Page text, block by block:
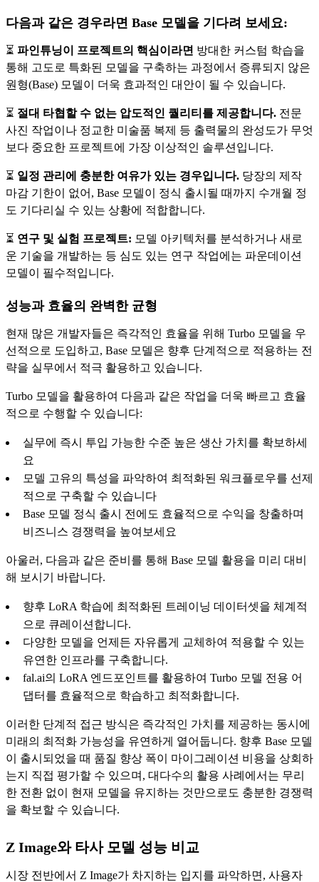
다음과 같은 경우라면 Base 모델을 기다려 보세요:
⏳ 파인튜닝이 프로젝트의 핵심이라면 방대한 커스텀 학습을
통해 고도로 특화된 모델을 구축하는 과정에서 증류되지 않은
원형(Base) 모델이 더욱 효과적인 대안이 될 수 있습니다.
⏳ 절대 타협할 수 없는 압도적인 퀄리티를 제공합니다. 전문
사진 작업이나 정교한 미술품 복제 등 출력물의 완성도가 무엇
보다 중요한 프로젝트에 가장 이상적인 솔루션입니다.
⏳ 일정 관리에 충분한 여유가 있는 경우입니다. 당장의 제작
마감 기한이 없어, Base 모델이 정식 출시될 때까지 수개월 정
도 기다리실 수 있는 상황에 적합합니다.
⏳ 연구 및 실험 프로젝트: 모델 아키텍처를 분석하거나 새로
운 기술을 개발하는 등 심도 있는 연구 작업에는 파운데이션
모델이 필수적입니다.
성능과 효율의 완벽한 균형
현재 많은 개발자들은 즉각적인 효율을 위해 Turbo 모델을 우
선적으로 도입하고, Base 모델은 향후 단계적으로 적용하는 전
략을 실무에서 적극 활용하고 있습니다.
Turbo 모델을 활용하여 다음과 같은 작업을 더욱 빠르고 효율
적으로 수행할 수 있습니다:
실무에 즉시 투입 가능한 수준 높은 생산 가치를 확보하세
요
모델 고유의 특성을 파악하여 최적화된 워크플로우를 선제
적으로 구축할 수 있습니다
Base 모델 정식 출시 전에도 효율적으로 수익을 창출하며
비즈니스 경쟁력을 높여보세요
아울러, 다음과 같은 준비를 통해 Base 모델 활용을 미리 대비
해 보시기 바랍니다.
향후 LoRA 학습에 최적화된 트레이닝 데이터셋을 체계적
으로 큐레이션합니다.
다양한 모델을 언제든 자유롭게 교체하여 적용할 수 있는
유연한 인프라를 구축합니다.
fal.ai의 LoRA 엔드포인트를 활용하여 Turbo 모델 전용 어
댑터를 효율적으로 학습하고 최적화합니다.
이러한 단계적 접근 방식은 즉각적인 가치를 제공하는 동시에
미래의 최적화 가능성을 유연하게 열어둡니다. 향후 Base 모델
이 출시되었을 때 품질 향상 폭이 마이그레이션 비용을 상회하
는지 직접 평가할 수 있으며, 대다수의 활용 사례에서는 무리
한 전환 없이 현재 모델을 유지하는 것만으로도 충분한 경쟁력
을 확보할 수 있습니다.
Z Image와 타사 모델 성능 비교
시장 전반에서 Z Image가 차지하는 입지를 파악하면, 사용자